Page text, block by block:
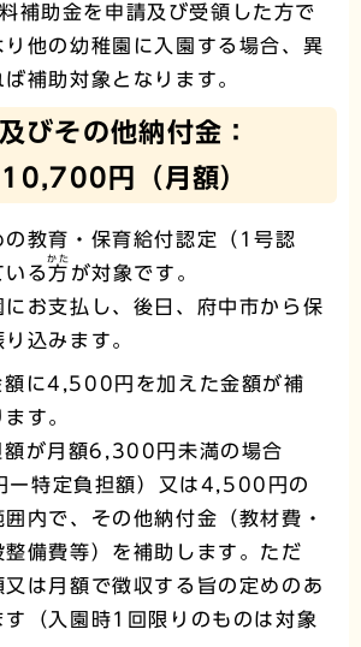
補助金を申請及び受領した方で
り他の幼稚園に入園する場合、異
補助対象となります。
びその他納付金：
円（月額）
の教育・保育給付認定（1号認
いる方
かた
が対象です。
お支払し、後日、府中市から保
込みます。
額に4,500円を加えた金額が補
す。
額が月額6,300円未満の場合
特定負担額）又は4,500円の
内で、その他納付金（教材費・
備費等）を補助します。ただ
又は月額で徴収する旨の定めのあ
す（入園時1回限りのものは対象